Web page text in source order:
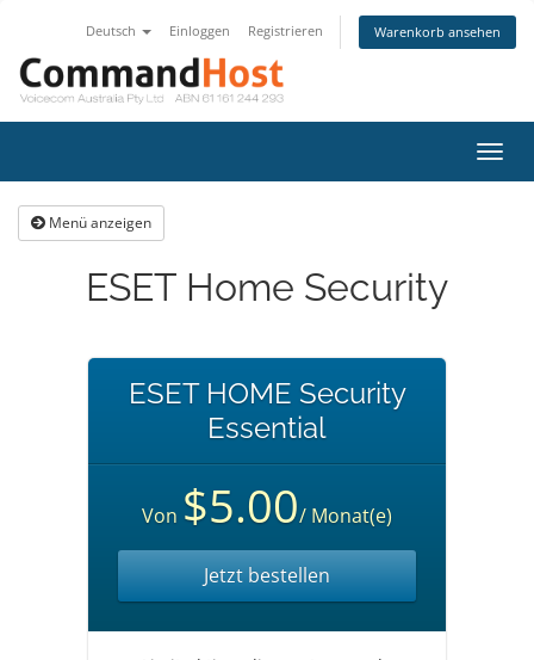
Deutsch Einloggen Registrieren Warenkorb ansehen
ein-/
Menü anzeigen
ESET Home Security
ESET HOME Security
Essential
Von $5.00/ Monat(e)
Jetzt bestellen